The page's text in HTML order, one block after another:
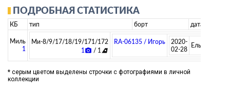
ЗАРЕГИСТРИРОВАТЬСЯ
ПОДРОБНАЯ СТАТИСТИКА
КБ тип борт дата
Миль
1
Ми-8/9/17/18/19/171/172
1photo_camera / 1airlines
RA-06135 / Игорь Цыбасов
2020-
02-28
Ельцовка
* серым цветом выделены строчки с фотографиями в личной
коллекции